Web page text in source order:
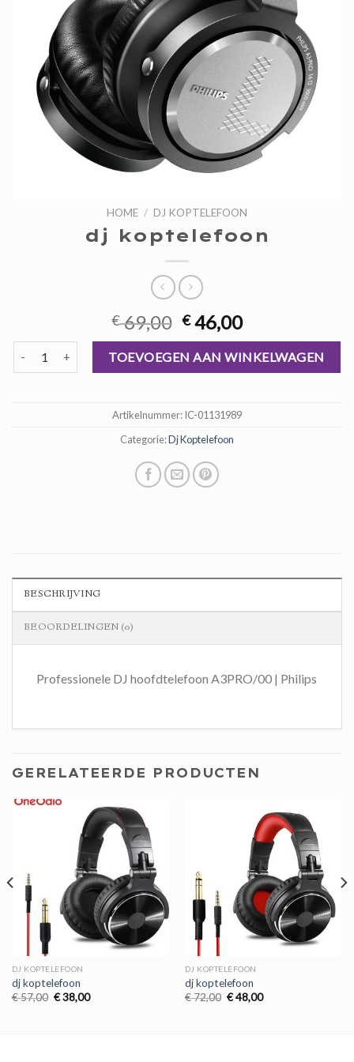
HOME / DJ KOPTELEFOON
dj koptelefoon
€69,00 Oorspronkelijke
prijs
was:
€ 69,00.
€46,00Huidige
prijs
is:
€ 46,00.
dj koptelefoon aantalTOEVOEGEN AAN WINKELWAGEN
Artikelnummer:IC-01131989
Categorie:Dj Koptelefoon
BESCHRIJVING
BEOORDELINGEN (0)
Professionele DJ hoofdtelefoon A3PRO/00 | Philips
GERELATEERDE PRODUCTEN
DJ KOPTELEFOON
dj koptelefoon
€57,00 Oorspronkelijke
€38,00Huidige
DJ KOPTELEFOON
dj koptelefoon
€72,00 Oorspronkelijke
€48,00Huidige